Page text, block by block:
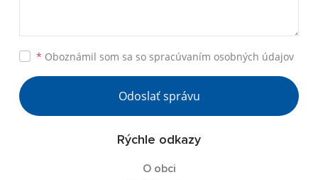
* Oboznámil som sa so spracúvaním osobných údajov
Odoslať správu
Rýchle odkazy
O obci